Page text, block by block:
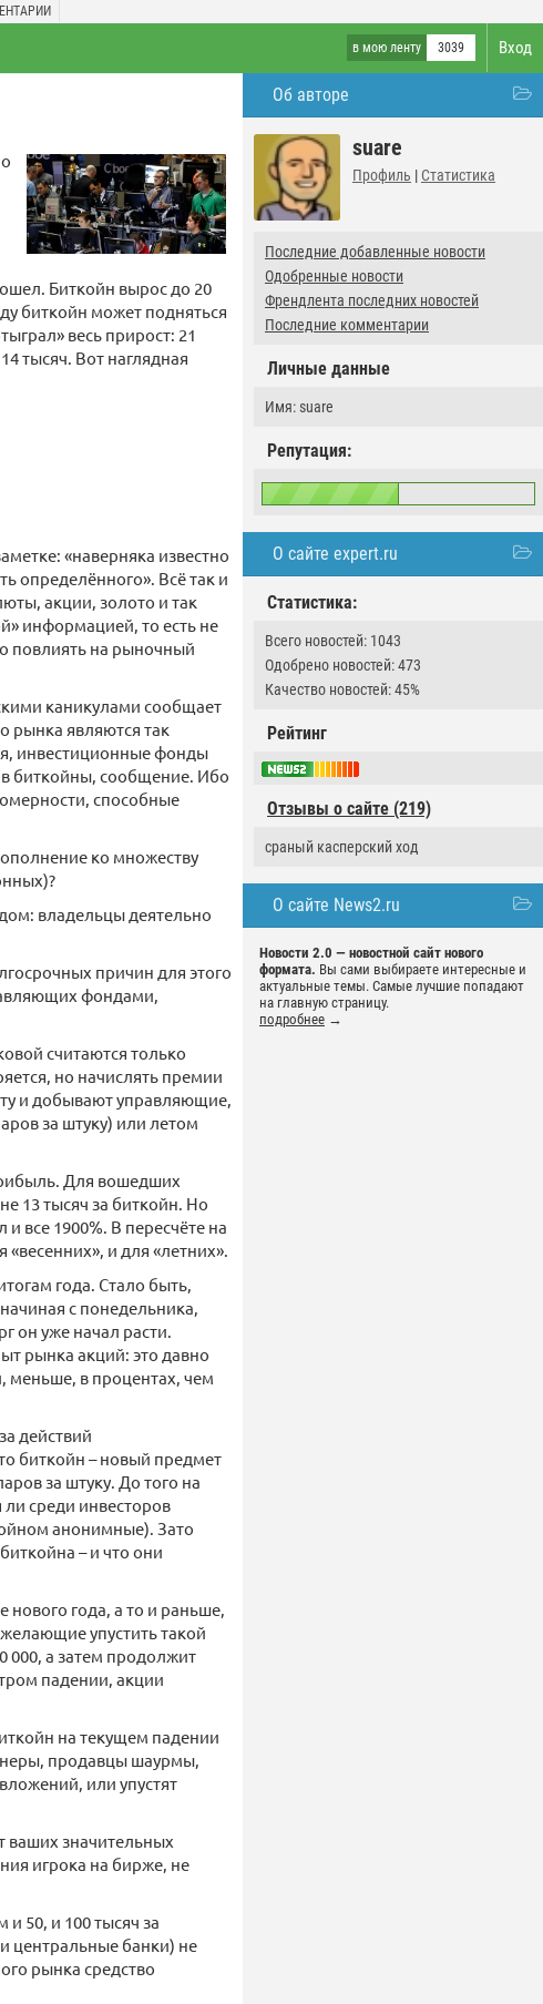
Вход
в мою ленту 3039
Об авторе
suare
Профиль | Статистика
Последние добавленные новости
Одобренные новости
Френдлента последних новостей
Последние комментарии
Личные данные
Имя: suare
Репутация:
О сайте expert.ru
Статистика:
Всего новостей: 1043
Одобрено новостей: 473
Качество новостей: 45%
Рейтинг
Отзывы о сайте (219)
сраный касперский ход
О сайте News2.ru
Новости 2.0 — новостной сайт нового
формата. Вы сами выбираете интересные и
актуальные темы. Самые лучшие попадают
на главную страницу.
подробнее →
Биткойн вырос до 20
биткойн может подняться
весь прирост: 21
тысяч. Вот наглядная
«наверняка известно
определённого». Всё так и
акции, золото и так
информацией, то есть не
повлиять на рыночный
каникулами сообщает
рынка являются так
инвестиционные фонды
в биткойны, сообщение. Ибо
способные
ко множеству
владельцы деятельно
причин для этого
фондами,
считаются только
но начислять премии
и добывают управляющие,
за штуку) или летом
Для вошедших
13 тысяч за биткойн. Но
и все 1900%. В пересчёте на
и для «летних».
года. Стало быть,
с понедельника,
он уже начал расти.
рынка акций: это давно
меньше, в процентах, чем
действий
биткойн – новый предмет
за штуку. До того на
среди инвесторов
анонимные). Зато
– и что они
года, а то и раньше,
упустить такой
000, а затем продолжит
падении, акции
на текущем падении
продавцы шаурмы,
или упустят
ваших значительных
игрока на бирже, не
50, и 100 тысяч за
центральные банки) не
рынка средство